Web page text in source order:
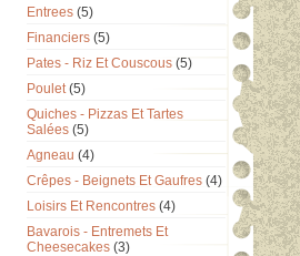
Entrees (5)
Financiers (5)
Pates - Riz Et Couscous (5)
Poulet(5)
Quiches - Pizzas Et Tartes
Salées (5)
Agneau (4)
Crêpes - Beignets Et Gaufres (4)
Loisirs Et Rencontres (4)
Bavarois - Entremets Et
Cheesecakes (3)